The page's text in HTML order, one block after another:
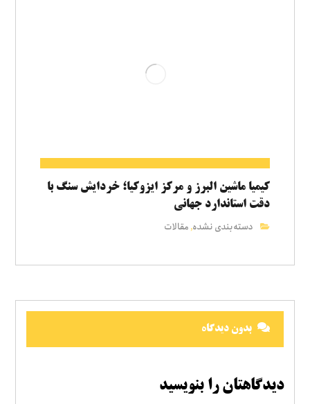
کیمیا ماشین البرز و مرکز ایزوکیا؛ خردایش سنگ با
دقت استاندارد جهانی
دسته‌بندی نشده,مقالات
بدون دیدگاه
دیدگاهتان را بنویسید